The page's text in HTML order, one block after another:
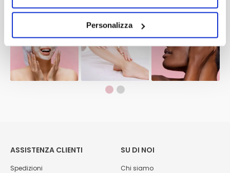
Personalizza
ASSISTENZA CLIENTI
Spedizioni
SU DI NOI
Chi siamo